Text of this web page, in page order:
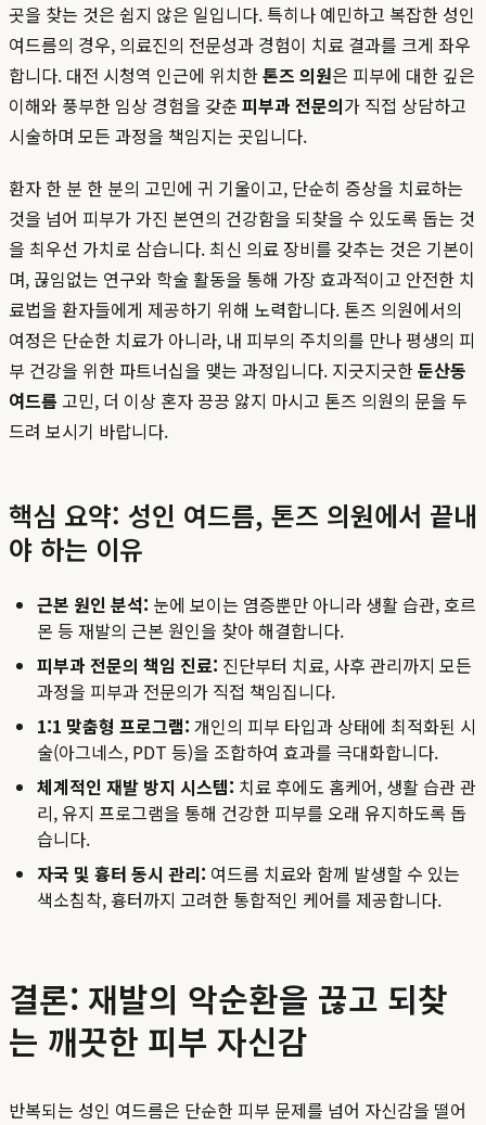
곳을 찾는 것은 쉽지 않은 일입니다. 특히나 예민하고 복잡한 성인
여드름의 경우, 의료진의 전문성과 경험이 치료 결과를 크게 좌우
합니다. 대전 시청역 인근에 위치한톤즈 의원은 피부에 대한 깊은
이해와 풍부한 임상 경험을 갖춘 피부과 전문의가 직접 상담하고
시술하며 모든 과정을 책임지는 곳입니다.
환자 한 분 한 분의 고민에 귀 기울이고, 단순히 증상을 치료하는
것을 넘어 피부가 가진 본연의 건강함을 되찾을 수 있도록 돕는 것
을 최우선 가치로 삼습니다. 최신 의료 장비를 갖추는 것은 기본이
며, 끊임없는 연구와 학술 활동을 통해 가장 효과적이고 안전한 치
료법을 환자들에게 제공하기 위해 노력합니다. 톤즈 의원에서의
여정은 단순한 치료가 아니라, 내 피부의 주치의를 만나 평생의 피
부 건강을 위한 파트너십을 맺는 과정입니다. 지긋지긋한둔산동
여드름 고민, 더 이상 혼자 끙끙 앓지 마시고 톤즈 의원의 문을 두
드려 보시기 바랍니다.
핵심 요약: 성인 여드름, 톤즈 의원에서 끝내
야 하는 이유
근본 원인 분석: 눈에 보이는 염증뿐만 아니라 생활 습관, 호르
몬 등 재발의 근본 원인을 찾아 해결합니다.
피부과 전문의 책임 진료: 진단부터 치료, 사후 관리까지 모든
과정을 피부과 전문의가 직접 책임집니다.
1:1 맞춤형 프로그램: 개인의 피부 타입과 상태에 최적화된 시
술(아그네스, PDT 등)을 조합하여 효과를 극대화합니다.
체계적인 재발 방지 시스템: 치료 후에도 홈케어, 생활 습관 관
리, 유지 프로그램을 통해 건강한 피부를 오래 유지하도록 돕
습니다.
자국 및 흉터 동시 관리: 여드름 치료와 함께 발생할 수 있는
색소침착, 흉터까지 고려한 통합적인 케어를 제공합니다.
결론: 재발의 악순환을 끊고 되찾
는 깨끗한 피부 자신감
반복되는 성인 여드름은 단순한 피부 문제를 넘어 자신감을 떨어